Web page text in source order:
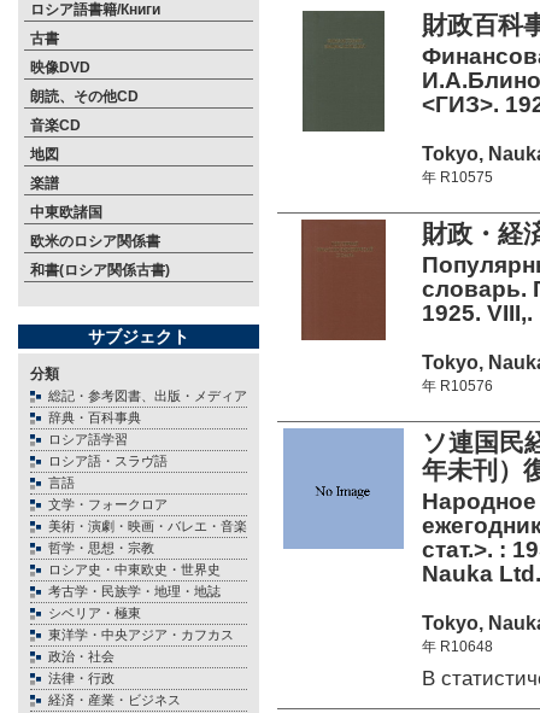
ロシア語書籍/Книги
古書
映像DVD
朗読、その他CD
音楽CD
地図
楽譜
中東欧諸国
欧米のロシア関係書
和書(ロシア関係古書)
サブジェクト
分類
総記・参考図書、出版・メディア
辞典・百科事典
ロシア語学習
ロシア語・スラヴ語
言語
文学・フォークロア
美術・演劇・映画・バレエ・音楽
哲学・思想・宗教
ロシア史・中東欧史・世界史
考古学・民族学・地理・地誌
シベリア・極東
東洋学・中央アジア・カフカス
政治・社会
法律・行政
経済・産業・ビジネス
財政百科
<ГИЗ>.
Tokyo,
年 R10575
財政・経
словарь.
1925. VIII,.
Tokyo,
年 R10576
ソ連国民
年未刊）
Народное
стат.>. :
Nauka
Tokyo,
年 R10648
В